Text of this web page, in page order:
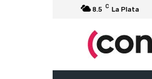
8.5 C La Plata